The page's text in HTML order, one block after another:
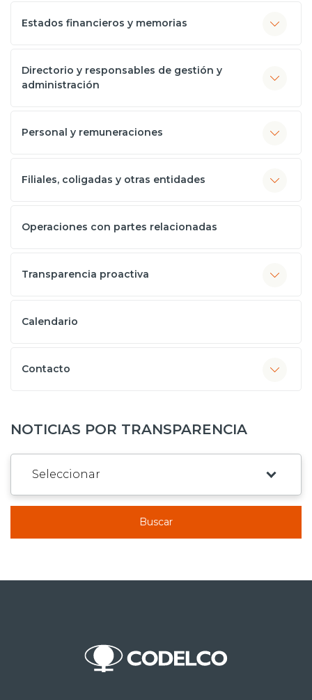
Estados financieros y memorias
Directorio y responsables de gestión y
administración
Personal y remuneraciones
Filiales, coligadas y otras entidades
Operaciones con partes relacionadas
Transparencia proactiva
Calendario
Contacto
NOTICIAS POR TRANSPARENCIA
Buscar